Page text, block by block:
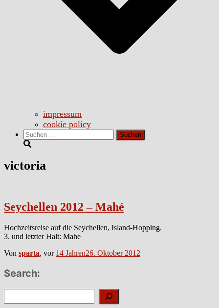
impressum
cookie policy
Suchen
nach:
victoria
Seychellen 2012 – Mahé
Hochzeitsreise auf die Seychellen, Island-Hopping.
3. und letzter Halt: Mahe
Von sparta, vor 14 Jahren26. Oktober 2012
Search: